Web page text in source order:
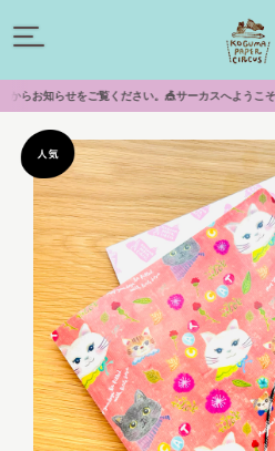
覧ください。🎪サーカスへようこそ🧸 【